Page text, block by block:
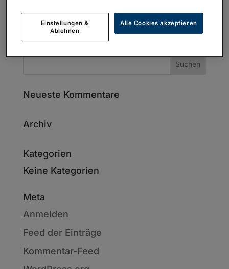
Neueste Kommentare
Archiv
Kategorien
Keine Kategorien
Meta
Anmelden
Feed der Einträge
Kommentar-Feed
Einstellungen &
Ablehnen
Alle Cookies akzeptieren